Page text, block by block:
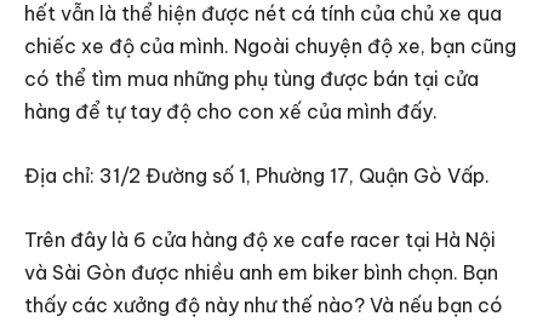
hết vẫn là thể hiện được nét cá tính của chủ xe qua
chiếc xe độ của mình. Ngoài chuyện độ xe, bạn cũng
có thể tìm mua những phụ tùng được bán tại cửa
hàng để tự tay độ cho con xế của mình đấy.
Địa chỉ: 31/2 Đường số 1, Phường 17, Quận Gò Vấp.
Trên đây là 6 cửa hàng độ xe cafe racer tại Hà Nội
và Sài Gòn được nhiều anh em biker bình chọn. Bạn
thấy các xưởng độ này như thế nào? Và nếu bạn có